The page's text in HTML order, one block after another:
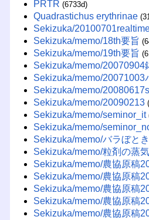
PRTR (6733d)
Quadrastichus erythrinae
Sekizuka/
Sekizuka/memo/18th要旨
Sekizuka/memo/19th要旨
Sekizuka/memo/20070904
Sekizuka/memo/20071003
Sekizuka/memo/
Sekizuka/memo/20090213
Sekizuka/memo/seminor_it
Sekizuka/memo/
Sekizuka/memo/バラぼと
Sekizuka/memo/粒剤の蒸
Sekizuka/memo/農協原稿
Sekizuka/memo/農協原稿
Sekizuka/memo/農協原稿
Sekizuka/memo/農協原稿
Sekizuka/memo/農協原稿